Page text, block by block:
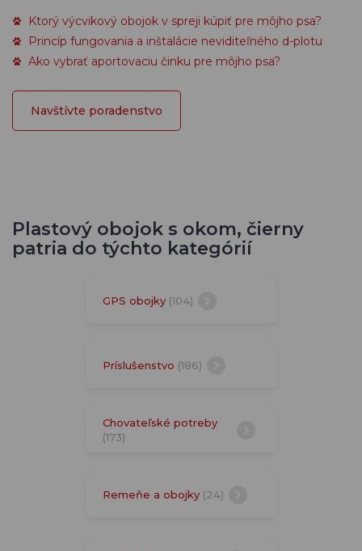
Ktorý výcvikový obojok v spreji kúpiť pre môjho psa?
Princíp fungovania a inštalácie neviditeľného d-plotu
Ako vybrať aportovaciu činku pre môjho psa?
Navštívte poradenstvo
Plastový obojok s okom, čierny
patria do týchto kategórií
GPS obojky (104)
Príslušenstvo (186)
Chovateľské potreby
(173)
Remeňe a obojky (24)